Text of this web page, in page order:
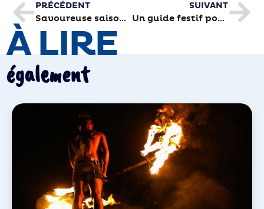
PRÉCÉDENT
Savoureuse saison de l’Empreinte !
SUIVANT
Un guide festif pour croquer l’été à Brive
À LIRE
également